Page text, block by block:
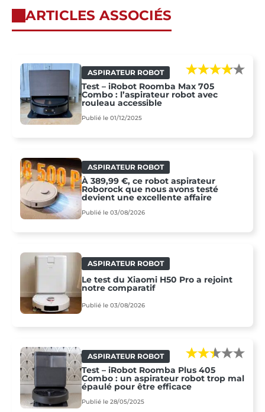
ARTICLES ASSOCIÉS
ASPIRATEUR ROBOT
Test – iRobot Roomba Max 705
Combo : l’aspirateur robot avec
rouleau accessible
Publié le 01/12/2025
ASPIRATEUR ROBOT
À 389,99 €, ce robot aspirateur
Roborock que nous avons testé
devient une excellente affaire
Publié le 03/08/2026
ASPIRATEUR ROBOT
Le test du Xiaomi H50 Pro a rejoint
notre comparatif
Publié le 03/08/2026
ASPIRATEUR ROBOT
Test – iRobot Roomba Plus 405
Combo : un aspirateur robot trop mal
épaulé pour être efficace
Publié le 28/05/2025